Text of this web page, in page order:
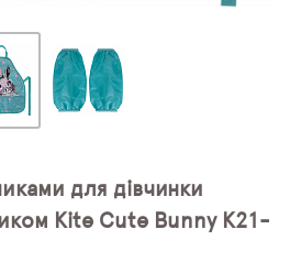
для дівчинки
Kite Cute Bunny K21-